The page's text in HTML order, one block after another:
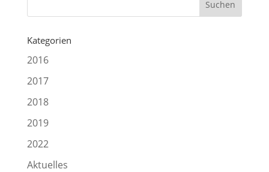
Kategorien
2016
2017
2018
2019
2022
Aktuelles